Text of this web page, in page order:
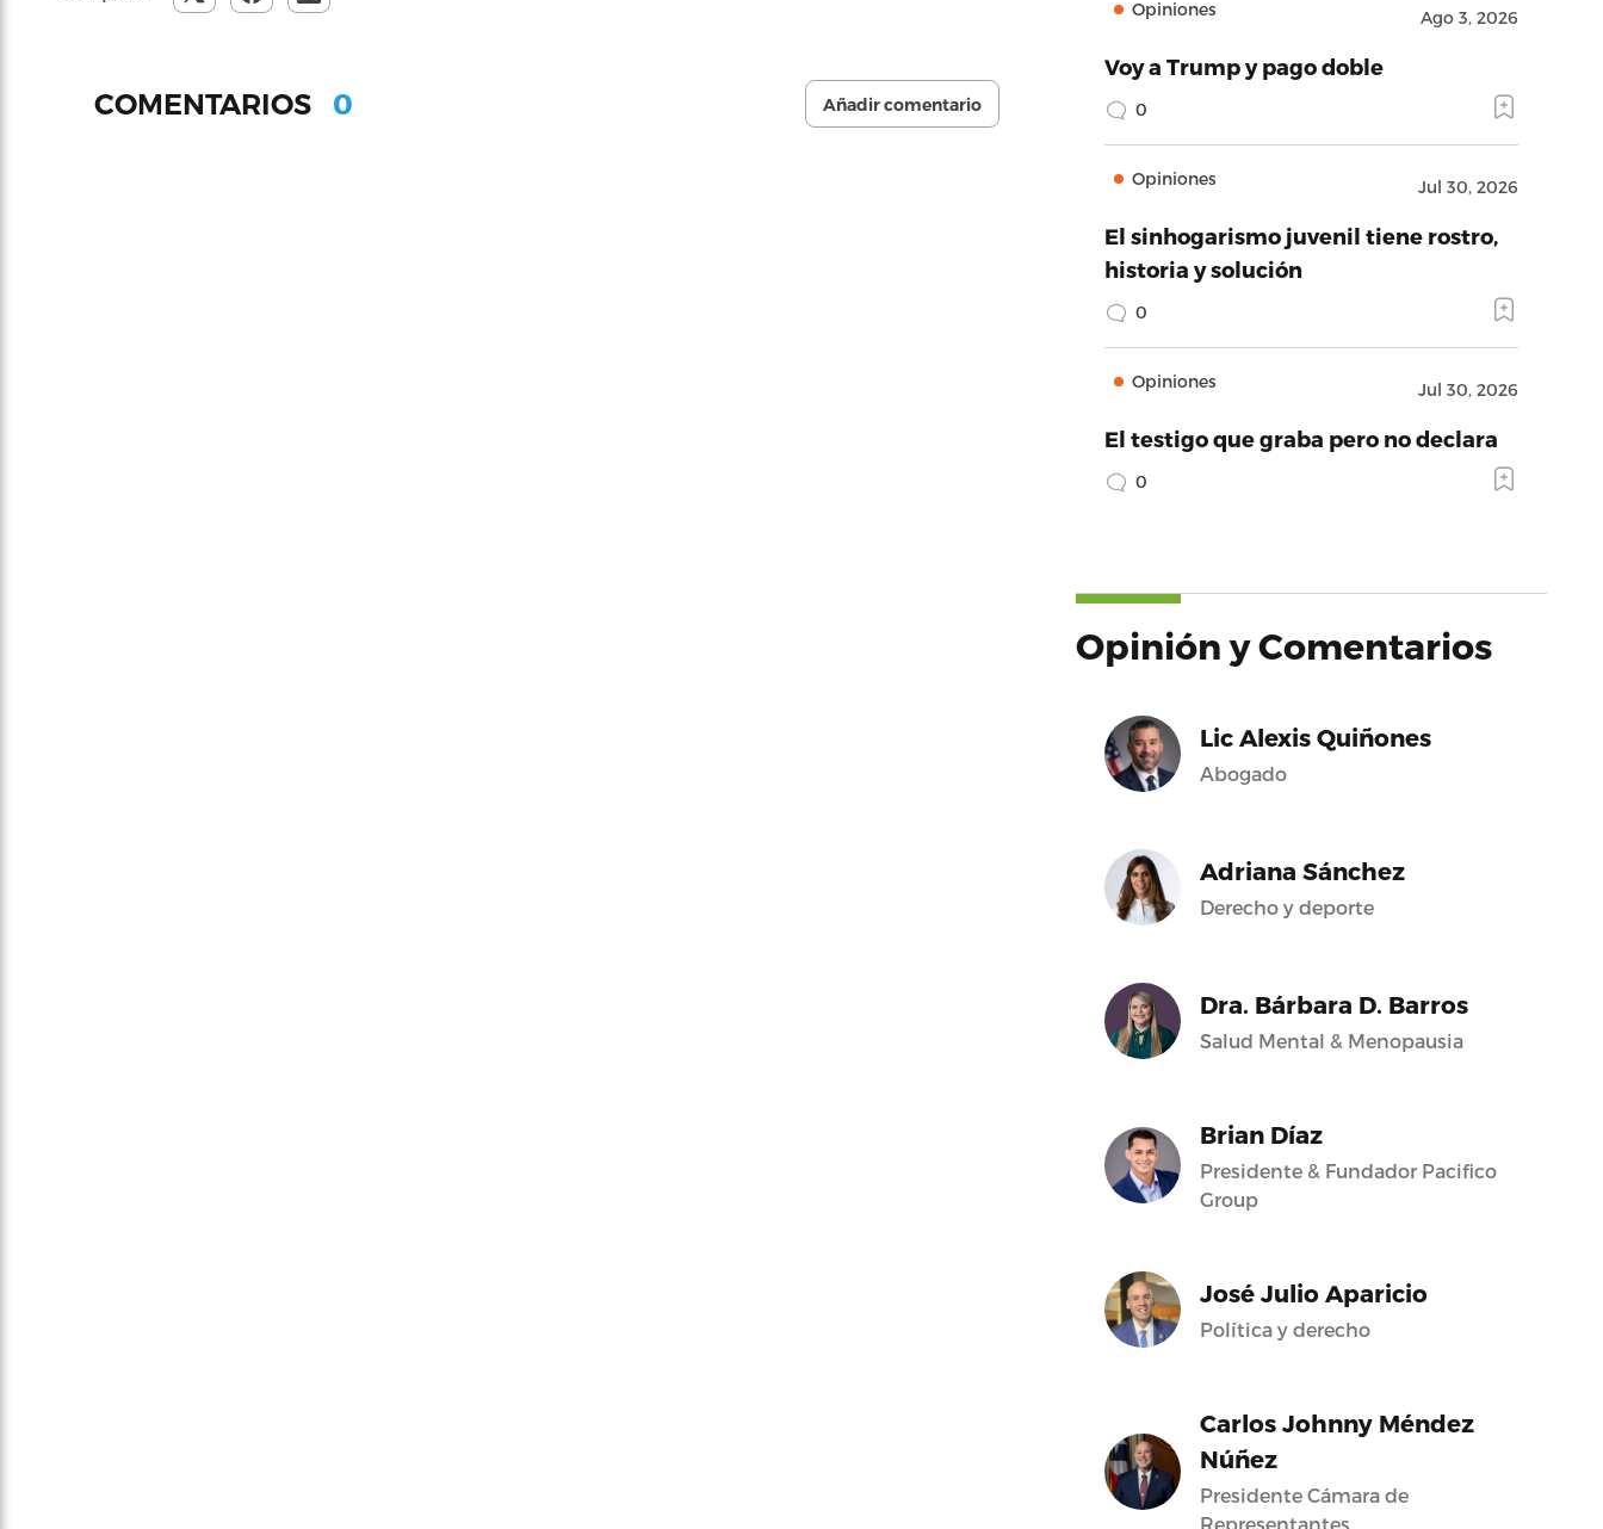
COMENTARIOS 0 Añadir comentario
Opiniones Ago 3, 2026
Voy a Trump y pago doble
0
Opiniones Jul 30, 2026
El sinhogarismo juvenil tiene rostro,
historia y solución
0
Opiniones Jul 30, 2026
El testigo que graba pero no declara
0
Opinión y Comentarios
Lic Alexis Quiñones
Abogado
Adriana Sánchez
Derecho y deporte
Dra. Bárbara D. Barros
Salud Mental & Menopausia
Brian Díaz
Presidente & Fundador Pacifico
Group
José Julio Aparicio
Política y derecho
Carlos Johnny Méndez
Núñez
Presidente Cámara de
Representantes